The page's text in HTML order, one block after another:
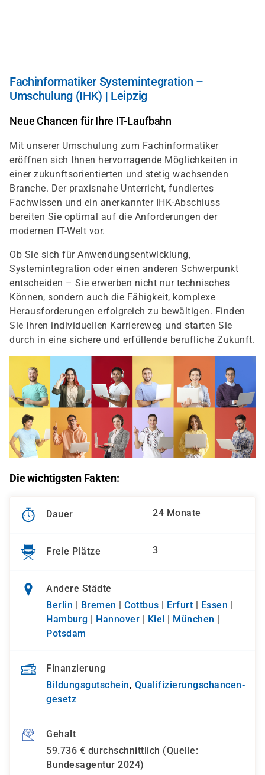
Fachinformatiker Systemintegration –
Umschulung (IHK) | Leipzig
Neue Chancen für Ihre IT-Laufbahn
Mit unserer Umschulung zum Fachinformatiker
eröffnen sich Ihnen hervorragende Möglichkeiten in
einer zukunftsorientierten und stetig wachsenden
Branche. Der praxisnahe Unterricht, fundiertes
Fachwissen und ein anerkannter IHK-Abschluss
bereiten Sie optimal auf die Anforderungen der
modernen IT-Welt vor.
Ob Sie sich für Anwendungsentwicklung,
Systemintegration oder einen anderen Schwerpunkt
entscheiden – Sie erwerben nicht nur technisches
Können, sondern auch die Fähigkeit, komplexe
Herausforderungen erfolgreich zu bewältigen. Finden
Sie Ihren individuellen Karriereweg und starten Sie
durch in eine sichere und erfüllende berufliche Zukunft.
Die wichtigsten Fakten:
Dauer 24 Monate
Freie Plätze 3
Andere Städte
Berlin | Bremen | Cottbus | Erfurt | Essen |
Hamburg | Hannover | Kiel | München |
Potsdam
Finanzierung
Bildungsgutschein, Qualifizierungs­chancen­
gesetz
Gehalt
59.736 € durchschnittlich (Quelle:
Bundesagentur 2024)